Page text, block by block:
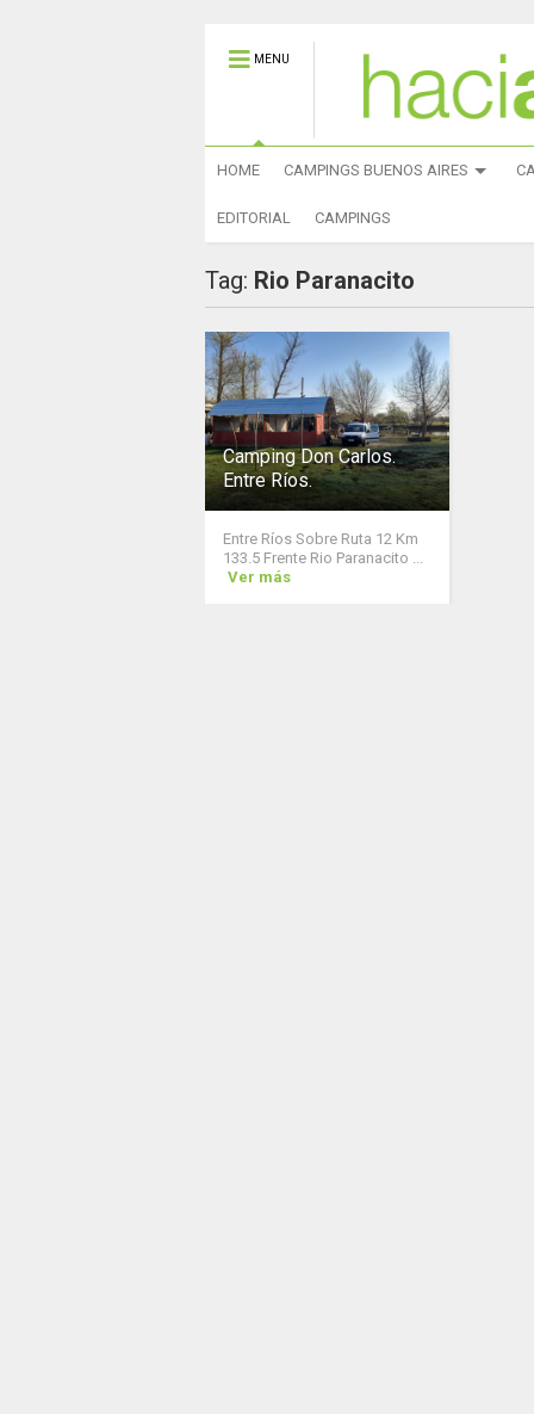
MENU
HOME CAMPINGS BUENOS AIRES
EDITORIAL CAMPINGS
Tag: Rio Paranacito
Camping Don Carlos.
Entre Ríos.
Entre Ríos Sobre Ruta 12 Km
133.5 Frente Rio Paranacito ...
Ver más